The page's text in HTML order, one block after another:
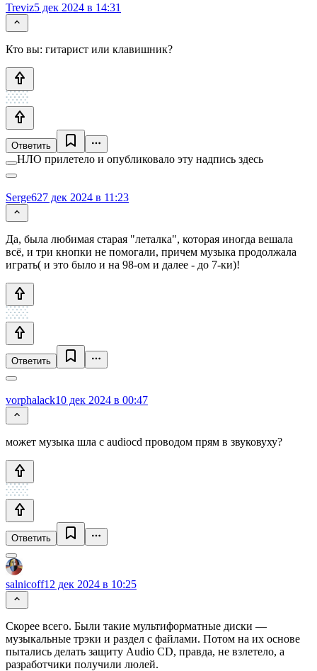
Treviz5 дек 2024 в 14:31
Кто вы: гитарист или клавишник?
Ответить
НЛО прилетело и опубликовало эту надпись здесь
Serge627 дек 2024 в 11:23
Да, была любимая старая "леталка", которая иногда вешала
всё, и три кнопки не помогали, причем музыка продолжала
играть( и это было и на 98-ом и далее - до 7-ки)!
Ответить
vorphalack10 дек 2024 в 00:47
может музыка шла с audiocd проводом прям в звуковуху?
Ответить
salnicoff12 дек 2024 в 10:25
Скорее всего. Были такие мультиформатные диски —
музыкальные трэки и раздел с файлами. Потом на их основе
пытались делать защиту Audio CD, правда, не взлетело, а
разработчики получили люлей.